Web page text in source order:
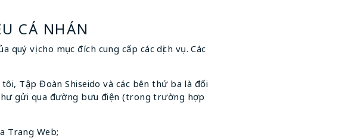
CÁ NHÁN
vị cho mục đích cung cấp các dịch vụ. Các
Tập Đoàn Shiseido và các bên thứ ba là đối
gửi qua đường bưu điện (trong trường hợp
Trang Web;